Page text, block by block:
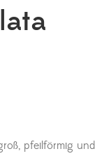
pfeilförmig und